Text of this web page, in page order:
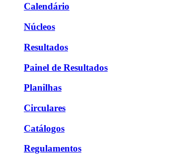
Calendário
Núcleos
Resultados
Painel de Resultados
Planilhas
Circulares
Catálogos
Regulamentos